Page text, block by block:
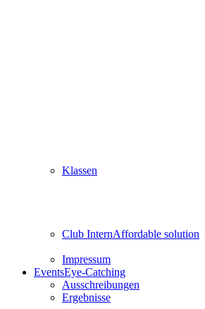
Klassen
Club InternAffordable solution
Impressum
EventsEye-Catching
Ausschreibungen
Ergebnisse